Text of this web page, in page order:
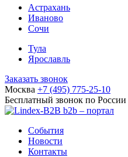
Астрахань
Иваново
Сочи
Тула
Ярославль
Заказать звонок
Москва +7 (495) 775-25-10
Бесплатный звонок по России
b2b – портал
События
Новости
Контакты